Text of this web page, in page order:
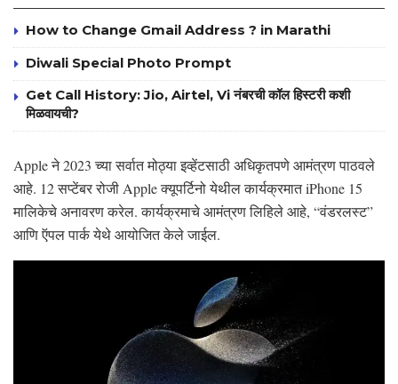
How to Change Gmail Address ? in Marathi
Diwali Special Photo Prompt
Get Call History: Jio, Airtel, Vi नंबरची कॉल हिस्टरी कशी
मिळवायची?
Apple ने 2023 च्या सर्वात मोठ्या इव्हेंटसाठी अधिकृतपणे आमंत्रण पाठवले
आहे. 12 सप्टेंबर रोजी Apple क्यूपर्टिनो येथील कार्यक्रमात iPhone 15
मालिकेचे अनावरण करेल. कार्यक्रमाचे आमंत्रण लिहिले आहे, “वंडरलस्ट”
आणि ऍपल पार्क येथे आयोजित केले जाईल.